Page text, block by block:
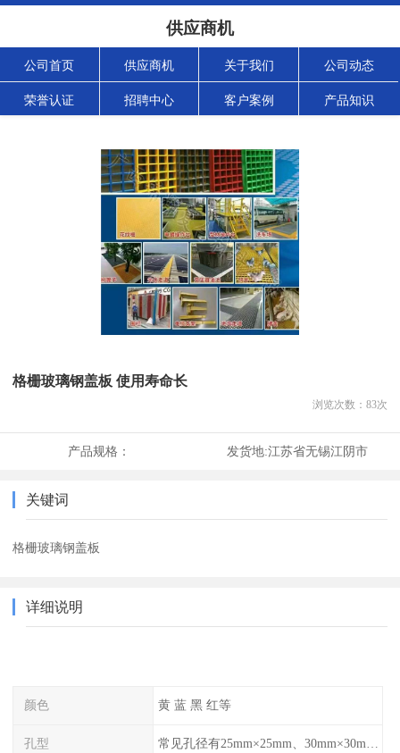
供应商机
公司首页 供应商机 关于我们 公司动态
荣誉认证 招聘中心 客户案例 产品知识
格栅玻璃钢盖板 使用寿命长
浏览次数： 83次
产品规格： 发货地:江苏省无锡江阴市
关键词
格栅玻璃钢盖板
详细说明
颜色 黄 蓝 黑 红等
孔型